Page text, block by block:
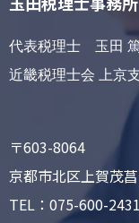
代表税理士 玉田 篤
近畿税理士会 上京
〒603-8064
京都市北区上賀茂
TEL：075-600-